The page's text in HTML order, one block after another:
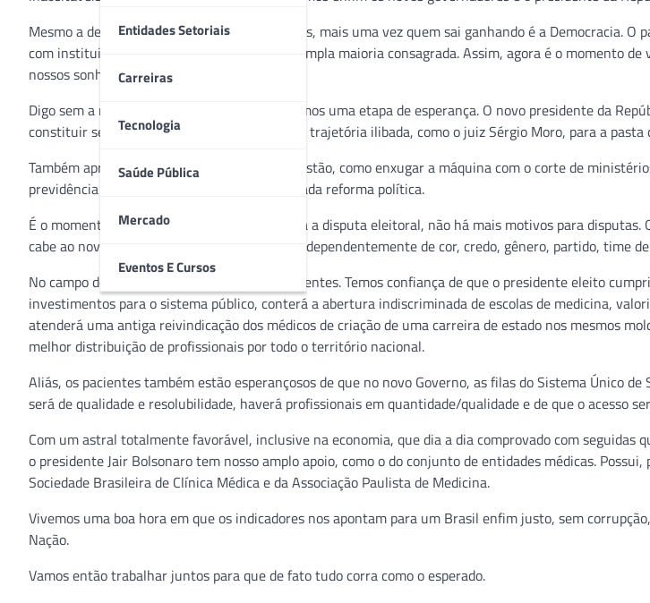
Entidades Setoriais
Carreiras
Tecnologia
Saúde Pública
Mercado
Eventos E Cursos
Mesmo a despeito dos complicadores já citados, mais uma vez quem sai ganhando é a Democracia. O
com instituições fortalecidas e a vontade da ampla maioria consagrada. Assim, agora é o momento de
nossos sonhos por tempos melhores.
Digo sem a menor ponta de dúvida que iniciamos uma etapa de esperança. O novo presidente da
constituir seu primeiro escalão com nomes de trajetória ilibada, como o juiz Sérgio Moro, para a pasta
Também apresenta propostas modernas de gestão, como enxugar a máquina com o corte de
previdência rápida e fala ainda na tão aguardada reforma política.
É o momento de o Brasil dar as mãos. Passada a disputa eleitoral, não há mais motivos para
cabe ao novo governo trabalhar para todos, independentemente de cor, credo, gênero, partido, time
No campo de saúde, as expectativas são excelentes. Temos confiança de que o presidente eleito
investimentos para o sistema público, conterá a abertura indiscriminada de escolas de medicina,
atenderá uma antiga reivindicação dos médicos de criação de uma carreira de estado nos mesmos
melhor distribuição de profissionais por todo o território nacional.
Aliás, os pacientes também estão esperançosos de que no novo Governo, as filas do Sistema Único
será de qualidade e resolubilidade, haverá profissionais em quantidade/qualidade e de que o acesso
Com um astral totalmente favorável, inclusive na economia, que dia a dia comprovado com seguidas
o presidente Jair Bolsonaro tem nosso amplo apoio, como o do conjunto de entidades médicas.
Sociedade Brasileira de Clínica Médica e da Associação Paulista de Medicina.
Vivemos uma boa hora em que os indicadores nos apontam para um Brasil enfim justo, sem
Nação.
Vamos então trabalhar juntos para que de fato tudo corra como o esperado.